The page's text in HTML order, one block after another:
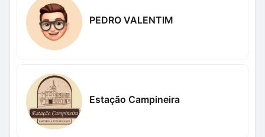
PEDRO VALENTIM
Estação Campineira